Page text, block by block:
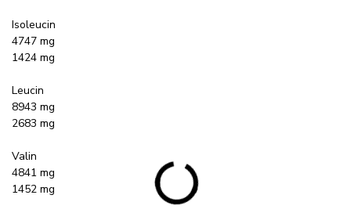
Isoleucin
4747 mg
1424 mg
Leucin
8943 mg
2683 mg
Valin
4841 mg
1452 mg